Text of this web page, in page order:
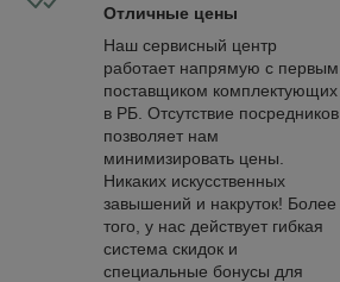
Отличные цены
Наш сервисный центр
работает напрямую с первым
поставщиком комплектующих
в РБ. Отсутствие посредников
позволяет нам
минимизировать цены.
Никаких искусственных
завышений и накруток! Более
того, у нас действует гибкая
система скидок и
специальные бонусы для